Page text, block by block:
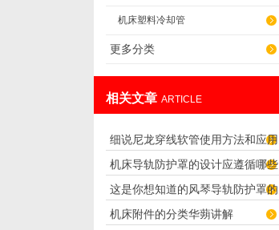
机床塑料冷却管
更多分类
相关文章 ARTICLE
细说尼龙穿线软管使用方法和应用
范围
机床导轨防护罩的设计应遵循哪些
理念呢？
这是你想知道的风琴导轨防护罩的
连接方法吗？
机床附件的分类华蒴讲解